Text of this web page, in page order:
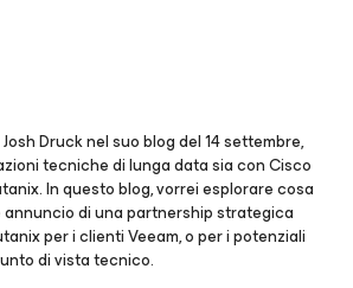
Druck nel suo blog del 14 settembre,
tecniche di lunga data sia con Cisco
In questo blog, vorrei esplorare cosa
di una partnership strategica
per i clienti Veeam, o per i potenziali
di vista tecnico.